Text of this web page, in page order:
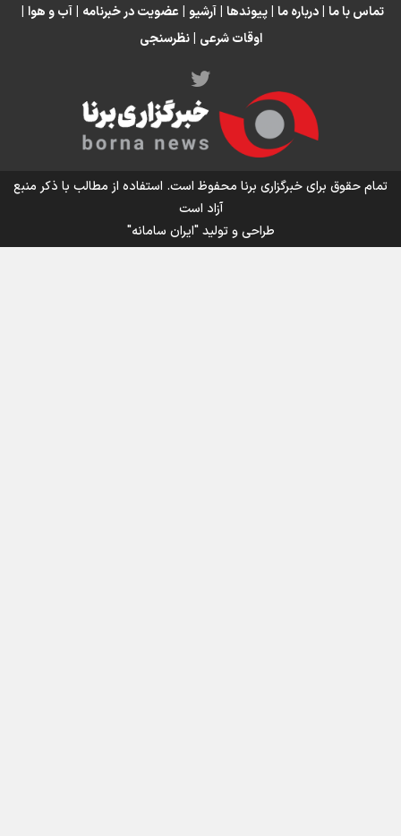
اینفو برنا/ میزان مالیات بر ارزش افزوده چقدر است؟
تورم ۵۸ درصدی معدن / وقتی هزینه استخراج از توان قیمت‌گذاری سبقتتماس با ما | درباره ما | پیوندها | آرشیو | عضویت در خبرنامه | آب و هوا |
اوقات شرعی | نظرسنجی
تمام حقوق برای خبرگزاری برنا محفوظ است. استفاده از مطالب با ذکر منبع
آزاد است
طراحی و تولید"ایران سامانه"